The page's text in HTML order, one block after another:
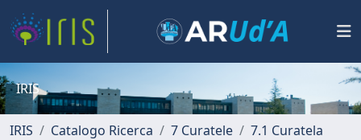
IRIS
IRIS Catalogo Ricerca 7 Curatele 7.1 Curatela